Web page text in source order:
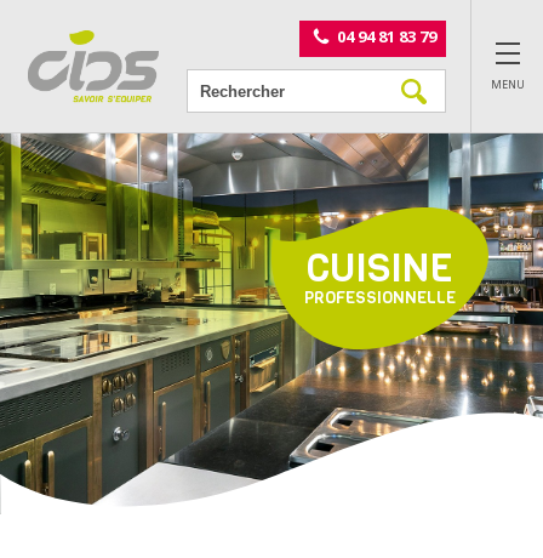
04 94 81 83 79
MENU
CUISINE
PROFESSIONNELLE